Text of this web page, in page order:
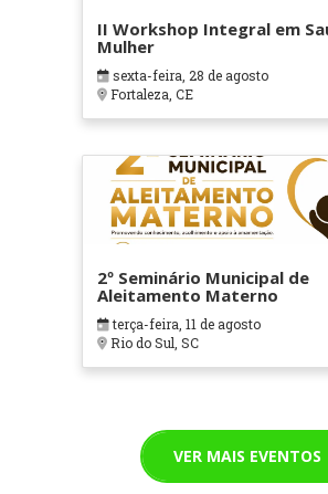
II Workshop Integral em
Mulher
sexta-feira, 28 de agosto
Fortaleza, CE
2º Seminário Municipal de
Aleitamento Materno
terça-feira, 11 de agosto
Rio do Sul, SC
VER MAIS EVENTOS